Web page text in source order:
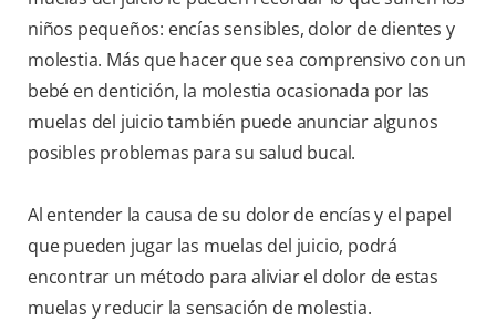
niños pequeños: encías sensibles, dolor de dientes y
molestia. Más que hacer que sea comprensivo con un
bebé en dentición, la molestia ocasionada por las
muelas del juicio también puede anunciar algunos
posibles problemas para su salud bucal.
Al entender la causa de su dolor de encías y el papel
que pueden jugar las muelas del juicio, podrá
encontrar un método para aliviar el dolor de estas
muelas y reducir la sensación de molestia.